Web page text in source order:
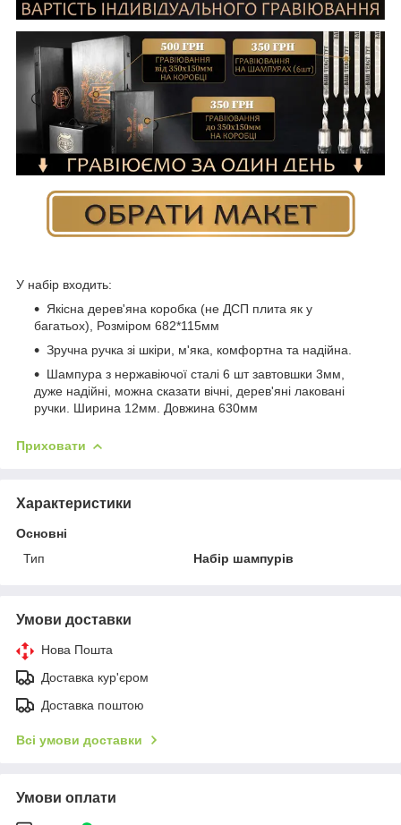
У набір входить:
Якісна дерев'яна коробка (не ДСП плита як у
багатьох), Розміром 682*115мм
Зручна ручка зі шкіри, м'яка, комфортна та надійна.
Шампура з нержавіючої сталі 6 шт завтовшки 3мм,
дуже надійні, можна сказати вічні, дерев'яні лаковані
ручки. Ширина 12мм. Довжина 630мм
Приховати
Характеристики
Основні
Тип
Набір шампурів
Умови доставки
Нова Пошта
Доставка кур'єром
Доставка поштою
Всі умови доставки
Умови оплати